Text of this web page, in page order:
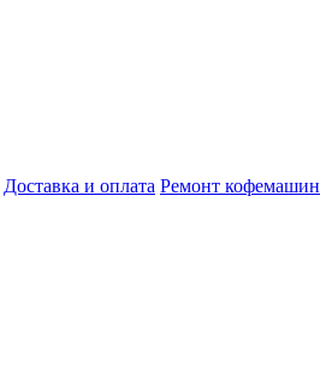
Доставка и оплата Ремонт кофемашин